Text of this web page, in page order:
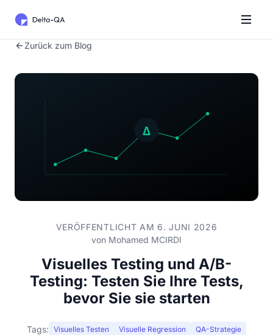
Zurück zum Blog
VERÖFFENTLICHT AM 6. JUNI 2026
von Mohamed MCIRDI
Visuelles Testing und A/B-
Testing: Testen Sie Ihre Tests,
bevor Sie sie starten
Tags: Visuelles Testen Visuelle Regression QA-Strategie